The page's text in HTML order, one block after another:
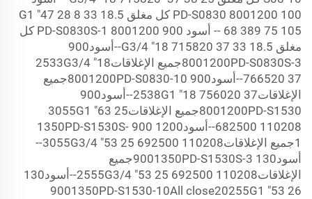
100
8001200 PD-S0830 كل مغلق 18.5 33 8 G1 "47
28
68 389 75 105 -- أسود 900
800
1200 PD-S0830S-1 كل
مغلق 18.5 33 G3/4 "18
71 5820 37--أسود900
8001200PD-S0830S-3جميع الإغلاقات2533G3/4 "18
766520 37--أسود900 8001200PD-S0830-10جميع
الإغلاقات2538G1 "18
756020 37--أسود900
8001200PD-S1530جميع الإغلاقات3055G1 "63
25
682500 110208--أسود1200
900
1350PD-S1530S-
1جميع الإغلاقات3055G3/4 "53
25
692500 110208--
أسود130
9001350PD-S1530S-3جميع
الإغلاقات2555G3/4 "53
25 692500 110208--أسود130
9001350PD-S1530-10All close20255G1 "53 26